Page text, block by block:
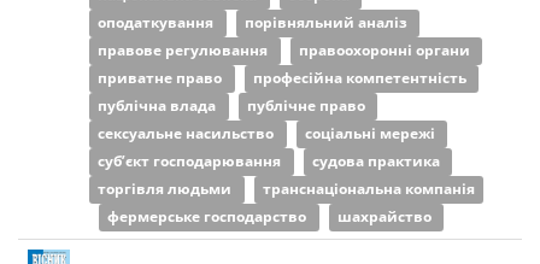
оподаткування
порівняльний аналіз
правове регулювання
правоохоронні органи
приватне право
професійна компетентність
публічна влада
публічне право
сексуальне насильство
соціальні мережі
суб’єкт господарювання
судова практика
торгівля людьми
транснаціональна компанія
фермерське господарство
шахрайство